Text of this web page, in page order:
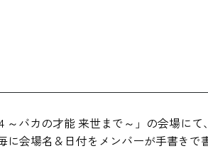
バカの才能 来世まで～」の会場に
会場名＆日付をメンバーが手書きで